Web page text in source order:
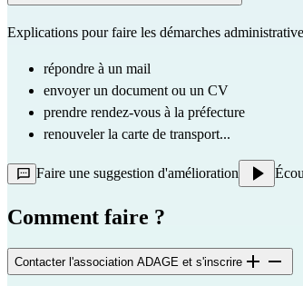
Explications pour faire les démarches
répondre à un mail
envoyer un document ou un CV
prendre rendez-vous à la préfecture
renouveler la carte de transport...
Faire une suggestion d'amélioration
Comment faire ?
Contacter l'association ADAGE et s'inscrire